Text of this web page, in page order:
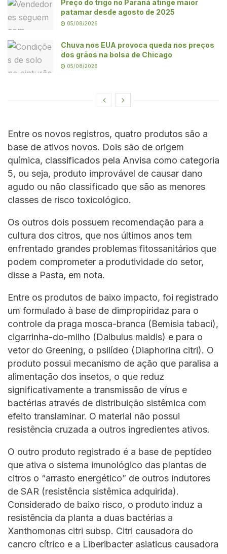
Preço do trigo no Paraná atinge maior
patamar desde agosto de 2025
05/08/2026
Chuva nos EUA provoca queda nos preços
dos grãos na bolsa de Chicago
05/08/2026
Entre os novos registros, quatro produtos são a
base de ativos novos. Dois são de origem
química, classificados pela Anvisa como categoria
5, ou seja, produto improvável de causar dano
agudo ou não classificado que são as menores
classes de risco toxicológico.
Os outros dois possuem recomendação para a
cultura dos citros, que nos últimos anos tem
enfrentado grandes problemas fitossanitários que
podem comprometer a produtividade do setor,
disse a Pasta, em nota.
Entre os produtos de baixo impacto, foi registrado
um formulado à base de dimpropiridaz para o
controle da praga mosca-branca (Bemisia tabaci),
cigarrinha-do-milho (Dalbulus maidis) e para o
vetor do Greening, o psilídeo (Diaphorina citri). O
produto possui mecanismo de ação que paralisa a
alimentação dos insetos, o que reduz
significativamente a transmissão de vírus e
bactérias através de distribuição sistêmica com
efeito translaminar. O material não possui
resistência cruzada a outros ingredientes ativos.
O outro produto registrado é a base de peptídeo
que ativa o sistema imunológico das plantas de
citros o “arrasto energético” de outros indutores
de SAR (resistência sistêmica adquirida).
Considerado de baixo risco, o produto induz a
resistência da planta a duas bactérias a
Xanthomonas citri subsp. Citri causadora do
cancro cítrico e a Liberibacter asiaticus causadora